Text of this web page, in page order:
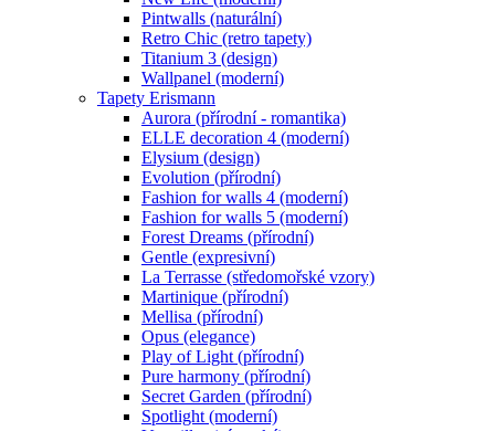
Pintwalls (naturální)
Retro Chic (retro tapety)
Titanium 3 (design)
Wallpanel (moderní)
Tapety Erismann
Aurora (přírodní - romantika)
ELLE decoration 4 (moderní)
Elysium (design)
Evolution (přírodní)
Fashion for walls 4 (moderní)
Fashion for walls 5 (moderní)
Forest Dreams (přírodní)
Gentle (expresivní)
La Terrasse (středomořské vzory)
Martinique (přírodní)
Mellisa (přírodní)
Opus (elegance)
Play of Light (přírodní)
Pure harmony (přírodní)
Secret Garden (přírodní)
Spotlight (moderní)